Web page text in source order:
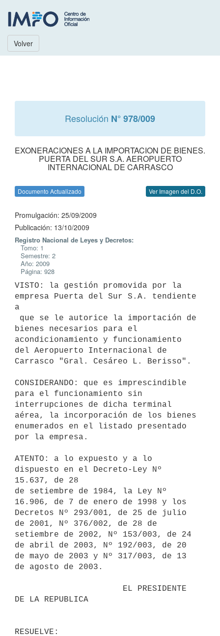
Volver
Resolución N° 978/009
EXONERACIONES A LA IMPORTACION DE BIENES.
PUERTA DEL SUR S.A. AEROPUERTO
INTERNACIONAL DE CARRASCO
Documento Actualizado Ver Imagen del D.O.
Promulgación: 25/09/2009
Publicación: 13/10/2009
Registro Nacional de Leyes y Decretos:
Tomo: 1
Semestre: 2
Año: 2009
Página: 928
VISTO: la gestión promovida por la
empresa Puerta del Sur S.A. tendiente
a
bienes necesarios para el
acondicionamiento y funcionamiento
del Aeropuerto Internacional de
Carrasco "Gral. Cesáreo L. Berisso".
CONSIDERANDO: que es imprescindible
para el funcionamiento sin
interrupciones de dicha terminal
aérea, la incorporación de los bienes
enumerados en el listado presentado
por la empresa.
ATENTO: a lo expuesto y a lo
dispuesto en el Decreto-Ley Nº
15.637, de 28
de setiembre de 1984, la Ley Nº
16.906, de 7 de enero de 1998 y los
Decretos Nº 293/001, de 25 de julio
de 2001, Nº 376/002, de 28 de
setiembre de 2002, Nº 153/003, de 24
de abril de 2003, Nº 192/003, de 20
de mayo de 2003 y Nº 317/003, de 13
de agosto de 2003.
DE LA REPUBLICA